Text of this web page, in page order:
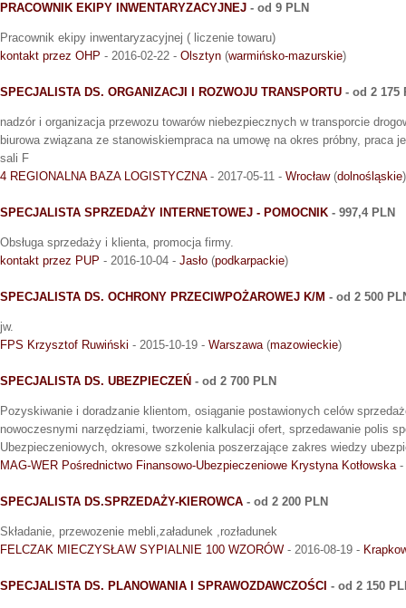
PRACOWNIK EKIPY INWENTARYZACYJNEJ - od 9 PLN
Pracownik ekipy inwentaryzacyjnej ( liczenie towaru)
kontakt przez OHP - 2016-02-22 - Olsztyn (warmińsko-mazurskie)
SPECJALISTA DS. ORGANIZACJI I ROZWOJU TRANSPORTU - od 2 175
nadzór i organizacja przewozu towarów niebezpiecznych w transporcie
biurowa związana ze stanowiskiempraca na umowę na okres próbny, praca
sali F
4 REGIONALNA BAZA LOGISTYCZNA- 2017-05-11 - Wrocław(dolnośląskie)
SPECJALISTA SPRZEDAŻY INTERNETOWEJ - POMOCNIK - 997,4 PLN
Obsługa sprzedaży i klienta, promocja firmy.
kontakt przez PUP - 2016-10-04 - Jasło (podkarpackie)
SPECJALISTA DS. OCHRONY PRZECIWPOŻAROWEJ K/M - od 2 500
jw.
FPS Krzysztof Ruwiński - 2015-10-19 - Warszawa(mazowieckie)
SPECJALISTA DS. UBEZPIECZEŃ - od 2 700 PLN
Pozyskiwanie i doradzanie klientom, osiąganie postawionych celów
nowoczesnymi narzędziami, tworzenie kalkulacji ofert, sprzedawanie polis
Ubezpieczeniowych, okresowe szkolenia poszerzające zakres wiedzy
MAG-WER Pośrednictwo Finansowo-Ubezpieczeniowe Krystyna Kotłowska-
SPECJALISTA DS.SPRZEDAŻY-KIEROWCA - od 2 200 PLN
Składanie, przewozenie mebli,załadunek ,rozładunek
FELCZAK MIECZYSŁAW SYPIALNIE 100 WZORÓW - 2016-08-19 -
SPECJALISTA DS. PLANOWANIA I SPRAWOZDAWCZOŚCI - od 2 150